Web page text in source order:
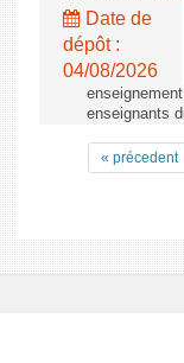
Date de
dépôt :
04/08/2026
enseignants
« précedent